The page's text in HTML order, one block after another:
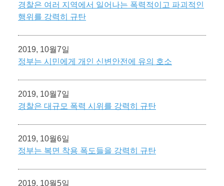
경찰은 여러 지역에서 일어나는 폭력적이고 파괴적인
행위를 강력히 규탄
2019, 10월7일
정부는 시민에게 개인 신변안전에 유의 호소
2019, 10월7일
경찰은 대규모 폭력 시위를 강력히 규탄
2019, 10월6일
정부는 복면 착용 폭도들을 강력히 규탄
2019, 10월5일